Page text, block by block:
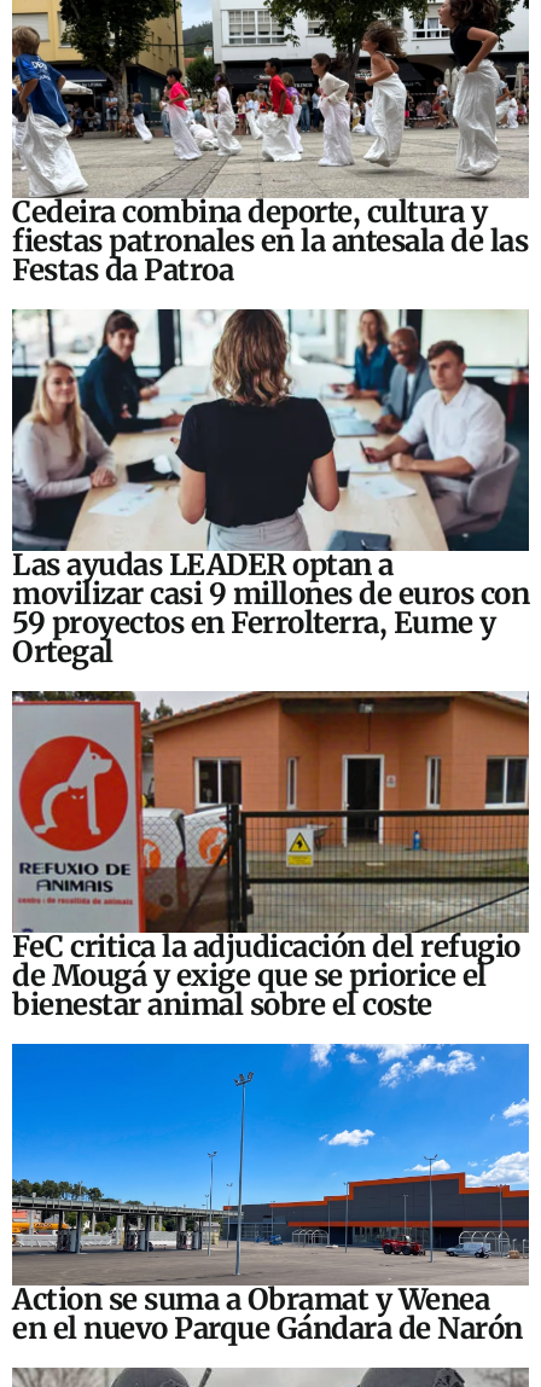
Cedeira combina deporte, cultura y
fiestas patronales en la antesala de las
Festas da Patroa
Las ayudas LEADER optan a
movilizar casi 9 millones de euros con
59 proyectos en Ferrolterra, Eume y
Ortegal
FeC critica la adjudicación del refugio
de Mougá y exige que se priorice el
bienestar animal sobre el coste
Action se suma a Obramat y Wenea
en el nuevo Parque Gándara de Narón